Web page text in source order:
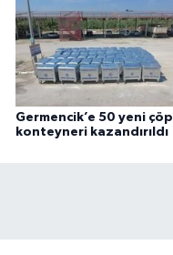
Germencik’e 50 yeni çöp
konteyneri kazandırıldı